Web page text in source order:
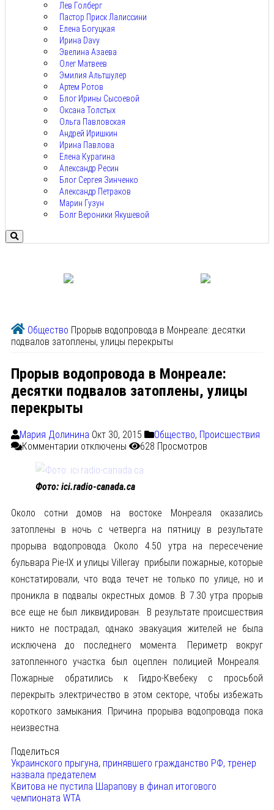
Лев Голберг
Пастор Приск Лалиссини
Елена Богуцкая
Ирина Davy
Эвелина Азаева
Олег Матвеев
Эмилия Альтшулер
Артем Ротов
Блог Ирины Сысоевой
Оксана Толстых
Ольга Павловская
Андрей Иришкин
Ирина Павлова
Елена Курагина
Александр Ресин
Блог Сергея Зинченко
Александр Петраков
Марин Гузун
Болг Вероники Якушевой
Общество Прорыв водопровода в Монреале: десятки
подвалов затоплены, улицы перекрыты
Прорыв водопровода в Монреале:
десятки подвалов затоплены, улицы
перекрыты
Мария Долинина Окт 30, 2015 Общество, Происшествия
Комментарии отключены 628 Просмотров
Фото: ici.radio-canada.ca
Около сотни домов на востоке Монреаля оказались
затоплены в ночь с четверга на пятницу в результате
прорыва водопровода. Около 4.50 утра на пересечение
бульвара Pie-IX и улицы Villeray прибыли пожарные, которые
констатировали, что вода течет не только по улице, но и
проникла в подвалы окрестных домов. В 7.30 утра прорыв
все еще не был ликвидирован. В результате происшествия
никто не пострадал, однако эвакуация жителей не была
исключена до последнего момента. Периметр вокруг
затопленного участка был оцеплен полицией Монреаля.
Пожарные обратились к Гидро-Квебеку с просьбой
перекрыть электричество в этом секторе, чтобы избежать
короткого замыкания. Причина прорыва водопровода пока
неизвестна.
Поделиться
Украинского прыгуна, принявшего гражданство РФ, тренер
назвала предателем
Квитова не пустила Шарапову в финал итогового
чемпионата WTA